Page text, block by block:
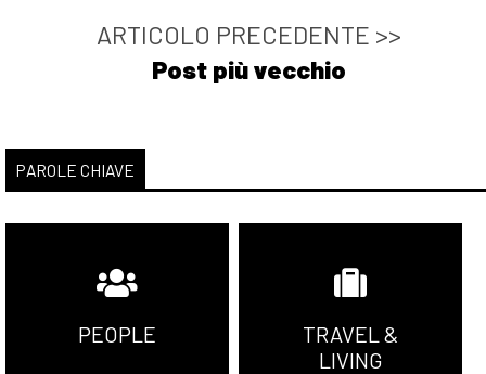
ARTICOLO PRECEDENTE >>
Post più vecchio
PAROLE CHIAVE
PEOPLE
TRAVEL &
LIVING